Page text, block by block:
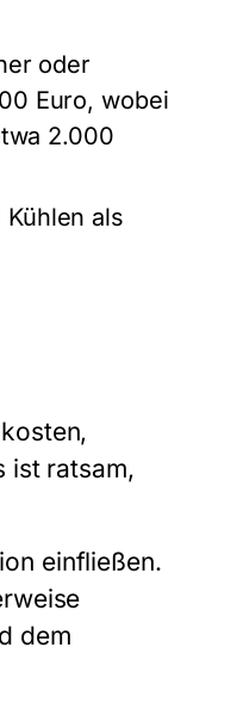
oder
Euro, wobei
2.000
als
ist ratsam,
einfließen.
dem